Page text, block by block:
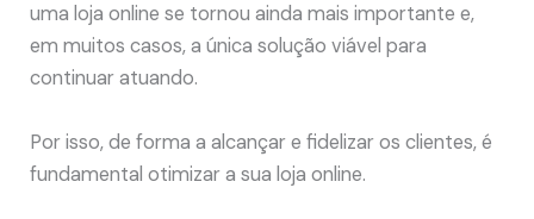
uma loja online se tornou ainda mais importante e,
em muitos casos, a única solução viável para
continuar atuando.
Por isso, de forma a alcançar e fidelizar os clientes, é
fundamental otimizar a sua loja online.